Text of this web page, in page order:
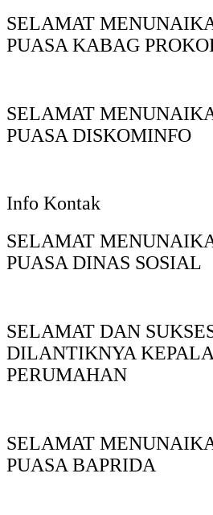
SELAMAT
PUASA KABAG
SELAMAT
PUASA DISKOMINFO
Info Kontak
SELAMAT
PUASA DINAS SOSIAL
SELAMAT DAN
DILANTIKNYA
PERUMAHAN
SELAMAT
PUASA BAPRIDA